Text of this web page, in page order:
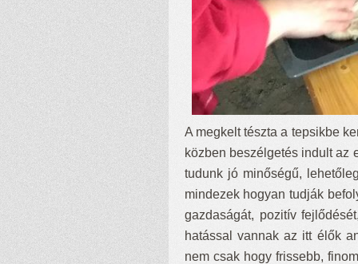
A megkelt tészta a tepsikbe
közben beszélgetés indult az
tudunk jó minőségű,
mindezek hogyan tudják
gazdaságát, pozitív
hatással vannak az itt élők
nem csak hogy frissebb,